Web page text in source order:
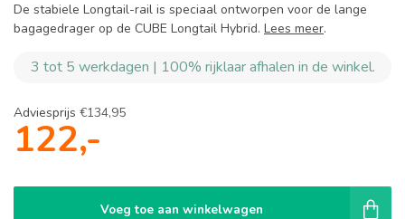
De stabiele Longtail-rail is speciaal ontworpen voor de lange
bagagedrager op de CUBE Longtail Hybrid. Lees meer.
3 tot 5 werkdagen | 100% rijklaar afhalen in de winkel.
Adviesprijs €134,95
122,-
Voeg toe aan winkelwagen